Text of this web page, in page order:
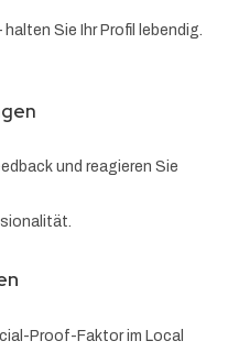
Sie Ihr Profil lebendig.
und reagieren Sie
Proof-Faktor im Local